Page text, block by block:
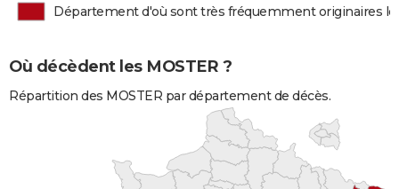
Département d'où sont très fréquemment originaires
Où décèdent les MOSTER ?
Répartition des MOSTER par département de décès.